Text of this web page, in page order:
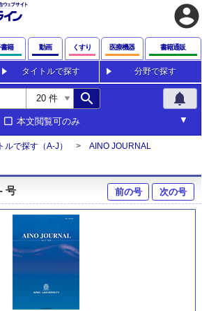
account_circle
籍 動画 くすり 医療機器 書籍通販
タイトルで探す 分野で探す
search notifications
本文閲覧可のみ
ルで探す（A-J）
AINO JOURNAL
号 前の号 次の号